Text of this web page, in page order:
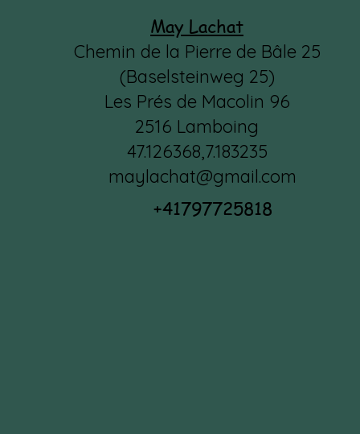
May Lachat
Chemin de la Pierre de Bâle 25
(Baselsteinweg 25)
Les Prés de Macolin 96
2516 Lamboing
47.126368,7.183235
maylachat@gmail.com
+41797725818